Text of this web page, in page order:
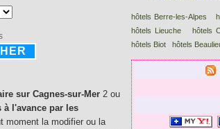
sur Cagnes-sur-Mer 2 ou
à l'avance par les
moment la modifier ou la
hôtels Berre-les-Alpes
hôtels Lieuche
hôtels
hôtels Biot
hôtels